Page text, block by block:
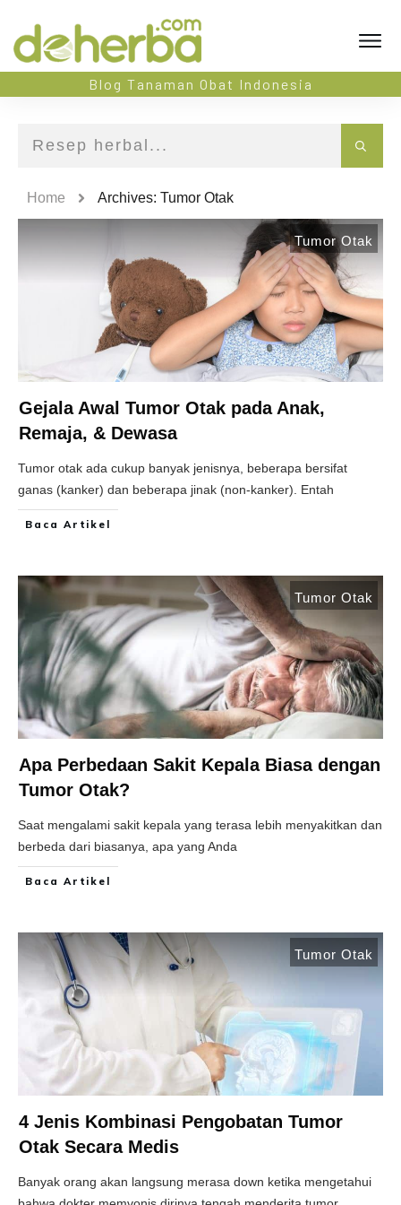
Blog Tanaman Obat Indonesia
Home Archives: Tumor Otak
Tumor Otak
Gejala Awal Tumor Otak pada Anak,
Remaja, & Dewasa
Tumor otak ada cukup banyak jenisnya, beberapa bersifat
ganas (kanker) dan beberapa jinak (non-kanker). Entah
Baca Artikel
Tumor Otak
Apa Perbedaan Sakit Kepala Biasa dengan
Tumor Otak?
Saat mengalami sakit kepala yang terasa lebih menyakitkan dan
berbeda dari biasanya, apa yang Anda
Baca Artikel
Tumor Otak
4 Jenis Kombinasi Pengobatan Tumor
Otak Secara Medis
Banyak orang akan langsung merasa down ketika mengetahui